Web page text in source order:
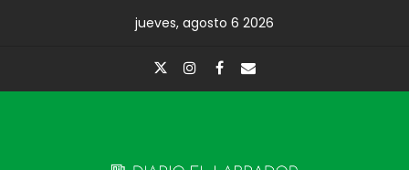
jueves, agosto 6 2026